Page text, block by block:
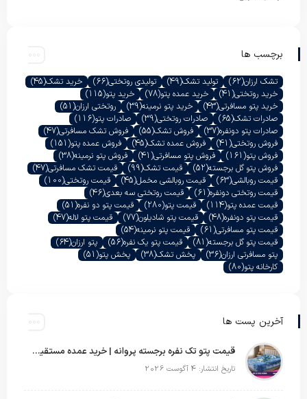
برچسب ها
تشک ارزان(62) تولید تشک(49) تولیدی روتختی(66) خرید تشک(45)
خرید روتختی(41) خرید عمده پتو(78) خرید پتو(115)
خرید پتو مسافرتی(43) خرید پتو نرمینه(39) روتختی ارزان(51)
صادرات تشک(65) صادرات روتختی(39) صادرات پتو(116)
صادرات پتو دونفره(37) فروش تشک(55) فروش تشک مسافرتی(47)
فروش روتختی(41) فروش عمده تشک(45) فروش عمده پتو(151)
فروش پتو(161) فروش پتو مسافرتی(41) فروش پتو نرمینه(38)
فروش پتو گل برجسته(52) قیمت تشک(99) قیمت تشک مسافرتی(47)
قیمت روبالشی(63) قیمت روبالشی مخمل(45) قیمت روتختی(100)
قیمت روتختی دونفره(61) قیمت روتختی سه بعدی(46)
قیمت عمده پتو(114) قیمت پتو(280) قیمت پتو دو نفره(51)
قیمت پتو دونفره(48) قیمت پتو شادیلون(77) قیمت پتو لاله(47)
قیمت پتو مسافرتی(61) قیمت پتو نرمینه(54)
قیمت پتو گل برجسته(81) قیمت پتو یک نفره(56) پتو ارزان(64)
پتو مسافرتی ارزان(36) پخش تشک(38) پخش پتو(51)
کارخانه پتو(80)
آخرین پست ها
قیمت پتو تک نفره برجسته پروانه | خرید عمده مستقیم با بهترین قیمت بازار
تاریخ انتشار: 4 آگوست 2026